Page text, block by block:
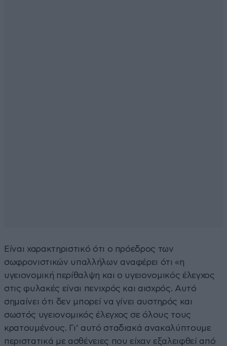
Είναι χαρακτηριστικό ότι ο πρόεδρος των
σωφρονιστικών υπαλλήλων αναφέρει ότι «η
υγειονομική περίθαλψη και ο υγειονομικός έλεγχος
στις φυλακές είναι πενιχρός και αισχρός. Αυτό
σημαίνει ότι δεν μπορεί να γίνει αυστηρός και
σωστός υγειονομικός έλεγχος σε όλους τους
κρατουμένους. Γι’ αυτό σταδιακά ανακαλύπτουμε
περιστατικά με ασθένειες που είχαν εξαλειφθεί από